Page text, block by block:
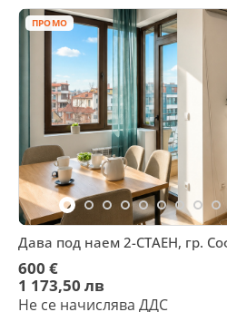
ПРОМО
Дава под наем 2-СТАЕН, гр.
600 €
1 173,50 лв
Не се начислява ДДС